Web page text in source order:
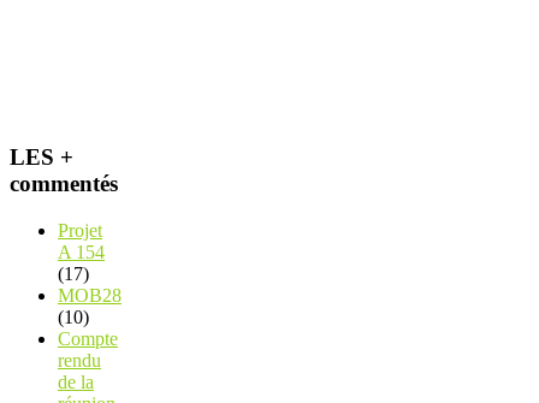
LES +
commentés
Projet
A 154
(17)
MOB28
(10)
Compte
rendu
de la